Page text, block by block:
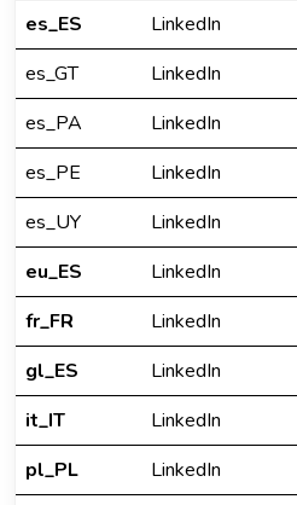
es_ES
LinkedIn
es_GT
LinkedIn
es_PA
LinkedIn
es_PE
LinkedIn
es_UY
LinkedIn
eu_ES
LinkedIn
fr_FR
LinkedIn
gl_ES
LinkedIn
it_IT
LinkedIn
pl_PL
LinkedIn